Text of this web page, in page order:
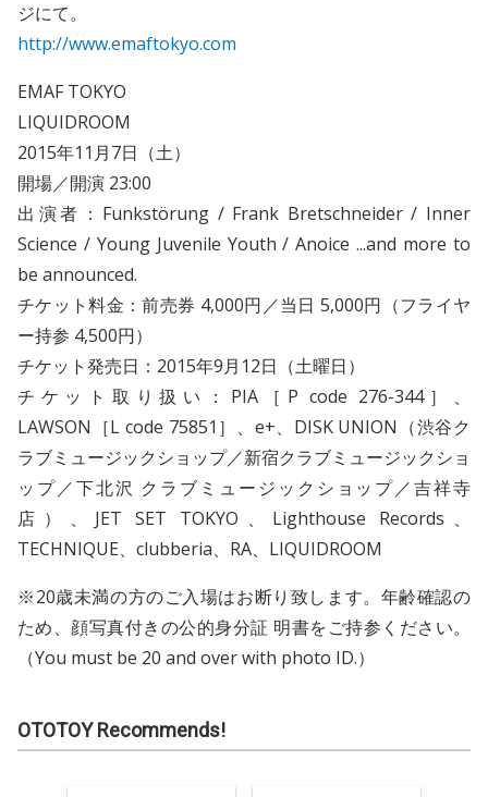
ジにて。
http://www.emaftokyo.com
EMAF TOKYO
LIQUIDROOM
2015年11月7日（土）
開場／開演 23:00
出演者：Funkstörung / Frank Bretschneider / Inner
Science / Young Juvenile Youth / Anoice ...and more to
be announced.
チケット料金：前売券 4,000円／当日 5,000円（フライヤ
ー持参 4,500円）
チケット発売日：2015年9月12日（土曜日）
チケット取り扱い：PIA［P code 276-344］、
LAWSON［L code 75851］、e+、DISK UNION（渋谷ク
ラブミュージックショップ／新宿クラブミュージックショ
ップ／下北沢 クラブミュージックショップ／吉祥寺
店）、JET SET TOKYO、Lighthouse Records、
TECHNIQUE、clubberia、RA、LIQUIDROOM
※20歳未満の方のご入場はお断り致します。年齢確認の
ため、顔写真付きの公的身分証 明書をご持参ください。
（You must be 20 and over with photo ID.）
OTOTOY Recommends!